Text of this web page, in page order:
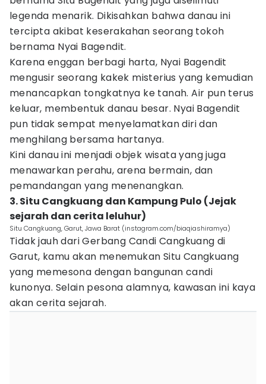
legenda menarik. Dikisahkan bahwa danau ini
tercipta akibat keserakahan seorang tokoh
bernama Nyai Bagendit.
Karena enggan berbagi harta, Nyai Bagendit
mengusir seorang kakek misterius yang kemudian
menancapkan tongkatnya ke tanah. Air pun terus
keluar, membentuk danau besar. Nyai Bagendit
pun tidak sempat menyelamatkan diri dan
menghilang bersama hartanya.
Kini danau ini menjadi objek wisata yang juga
menawarkan perahu, arena bermain, dan
pemandangan yang menenangkan.
3. Situ Cangkuang dan Kampung Pulo (Jejak
sejarah dan cerita leluhur)
Situ Cangkuang, Garut, Jawa Barat (instagram.com/biaqiashiramya)
Tidak jauh dari Gerbang Candi Cangkuang di
Garut, kamu akan menemukan Situ Cangkuang
yang memesona dengan bangunan candi
kunonya. Selain pesona alamnya, kawasan ini kaya
akan cerita sejarah.